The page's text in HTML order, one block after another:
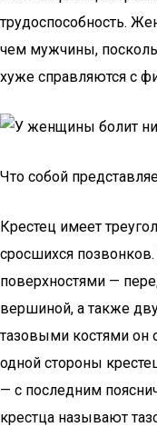
трудоспособность.
чем мужчины,
хуже справляются с
Что собой
Крестец имеет
сросшихся
поверхностями —
вершиной, а также
тазовыми костями он
одной стороны
— с последним
крестца называют